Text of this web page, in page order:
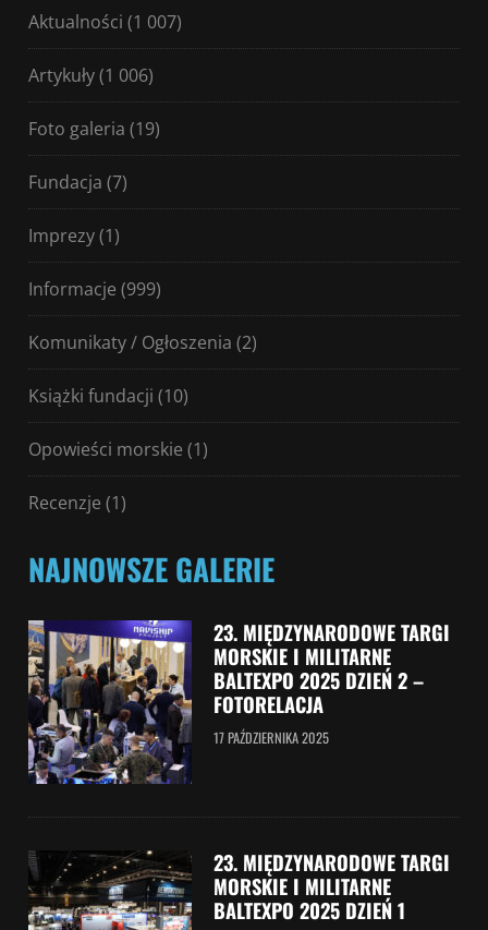
Aktualności (1 007)
Artykuły(1 006)
Foto galeria (19)
Fundacja (7)
Imprezy(1)
Informacje (999)
Komunikaty / Ogłoszenia (2)
Książki fundacji (10)
Opowieści morskie (1)
Recenzje (1)
NAJNOWSZE GALERIE
23. MIĘDZYNARODOWE TARGI
MORSKIE I MILITARNE
BALTEXPO 2025 DZIEŃ 2 –
FOTORELACJA
17 PAŹDZIERNIKA 2025
23. MIĘDZYNARODOWE TARGI
MORSKIE I MILITARNE
BALTEXPO 2025 DZIEŃ 1